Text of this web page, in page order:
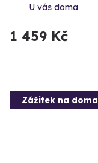
U vás doma
1 459 Kč
Zážitek na doma